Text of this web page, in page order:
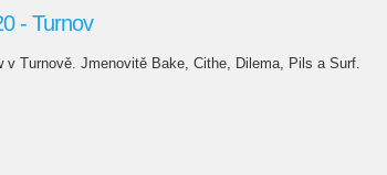
- Turnov
v Turnově. Jmenovitě Bake, Cithe, Dilema, Pils a Surf.